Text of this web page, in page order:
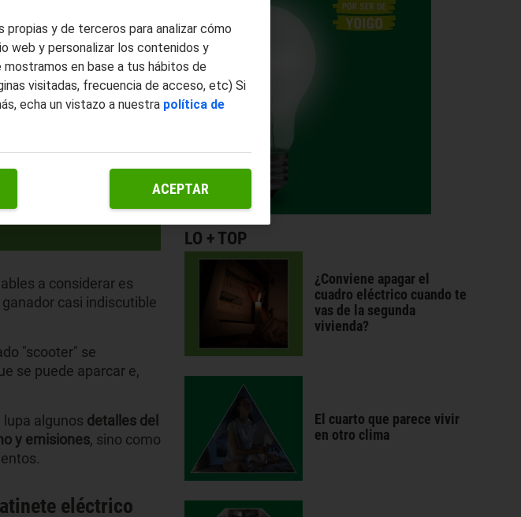
a considerar es
casi indiscutible
"scooter" se
se puede aparcar e,
algunos detalles del
y emisiones, sino como
eléctrico
LO + TOP
¿Conviene apagar el
cuadro eléctrico cuando te
vas de la segunda
vivienda?
El cuarto que parece vivir
en otro clima
propias y de terceros para analizar cómo
web y personalizar los contenidos y
mostramos en base a tus hábitos de
visitadas, frecuencia de acceso, etc) Si
echa un vistazo a nuestra política de
ACEPTAR